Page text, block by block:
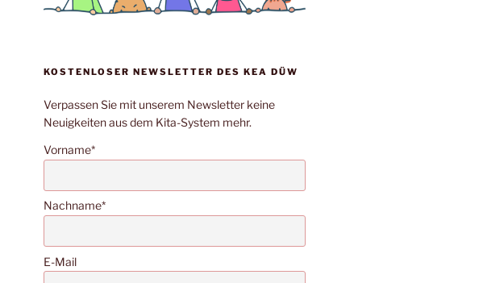
KOSTENLOSER NEWSLETTER DES KEA DÜW
Verpassen Sie mit unserem Newsletter keine
Neuigkeiten aus dem Kita-System mehr.
Vorname*
Nachname*
E-Mail